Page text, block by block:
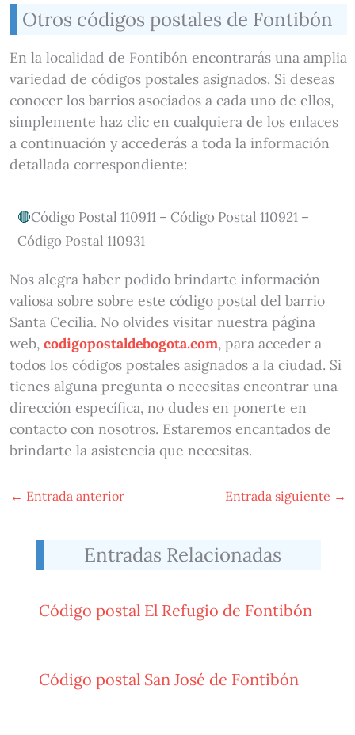
Otros códigos postales de Fontibón
En la localidad de Fontibón encontrarás una amplia
variedad de códigos postales asignados. Si deseas
conocer los barrios asociados a cada uno de ellos,
simplemente haz clic en cualquiera de los enlaces
a continuación y accederás a toda la información
detallada correspondiente:
Código Postal 110911 – Código Postal 110921 –
Código Postal 110931
Nos alegra haber podido brindarte información
valiosa sobre sobre este código postal del barrio
Santa Cecilia. No olvides visitar nuestra página
web, codigopostaldebogota.com, para acceder a
todos los códigos postales asignados a la ciudad. Si
tienes alguna pregunta o necesitas encontrar una
dirección específica, no dudes en ponerte en
contacto con nosotros. Estaremos encantados de
brindarte la asistencia que necesitas.
← Entrada anterior Entrada siguiente →
Entradas Relacionadas
Código postal El Refugio de Fontibón
Código postal San José de Fontibón